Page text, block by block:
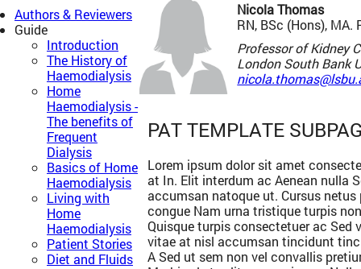
Authors & Reviewers
Guide
Introduction
The History of
Haemodialysis
Home
Haemodialysis -
The benefits of
Frequent
Dialysis
Basics of Home
Haemodialysis
Living with
Home
Haemodialysis
Patient Stories
Diet and Fluids
Nicola Thomas
RN, BSc (Hons), MA.
Professor of Kidney
London South Bank
PAT TEMPLATE
Lorem ipsum dolor sit amet
at In. Elit interdum ac Aenean nulla
accumsan natoque ut. Cursus
congue Nam urna tristique turpis
Quisque turpis consectetuer ac
vitae at nisl accumsan tincidunt
A Sed ut sem non vel convallis